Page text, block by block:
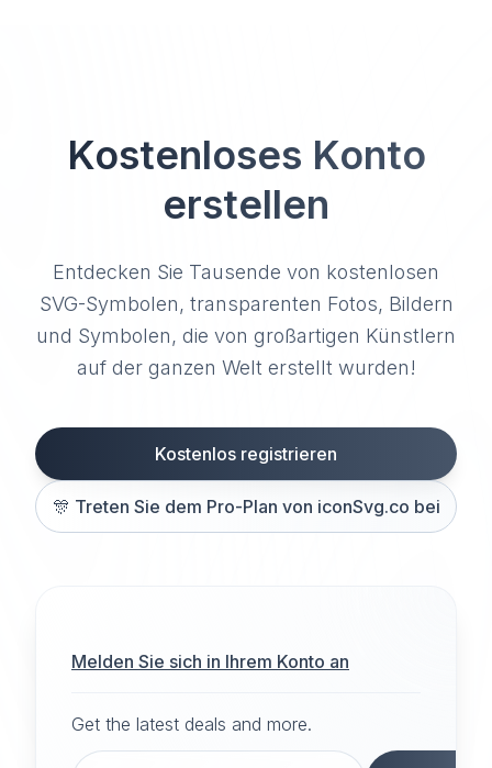
Kostenloses Konto
erstellen
Entdecken Sie Tausende von kostenlosen
SVG-Symbolen, transparenten Fotos, Bildern
und Symbolen, die von großartigen Künstlern
auf der ganzen Welt erstellt wurden!
Kostenlos registrieren
🎊 Treten Sie dem Pro-Plan von iconSvg.co bei
Melden Sie sich in Ihrem Konto an
Get the latest deals and more.